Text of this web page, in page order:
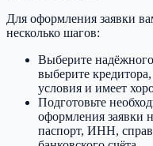
Для оформления заявки
несколько шагов:
Выберите
выберите
условия и имеет
Подготовьте
оформления заявки
паспорт, ИНН,